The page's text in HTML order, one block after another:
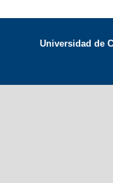
Universidad de